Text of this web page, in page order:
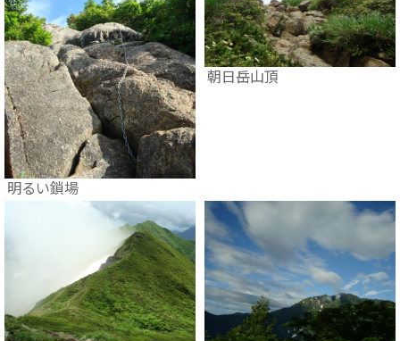
明るい鎖場
朝日岳山頂